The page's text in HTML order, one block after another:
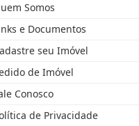
Somos
e Documentos
seu Imóvel
de Imóvel
Conosco
de Privacidade